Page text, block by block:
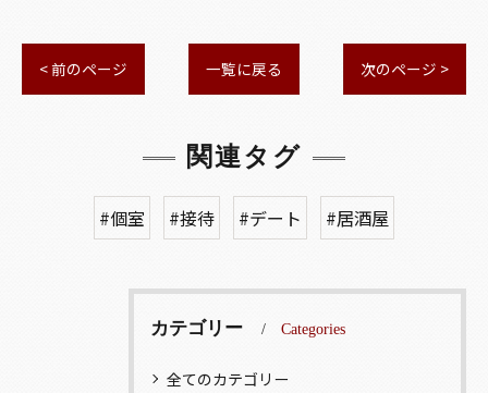
< 前のページ 一覧に戻る 次のページ >
関連タグ
#個室 #接待 #デート #居酒屋
カテゴリー Categories
全てのカテゴリー